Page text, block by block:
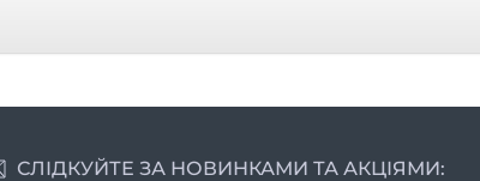
СЛІДКУЙТЕ ЗА НОВИНКАМИ ТА АКЦІЯМИ: